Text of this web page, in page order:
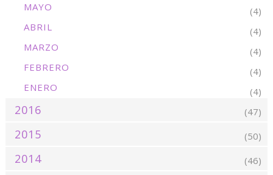
MAYO
(4)
ABRIL
(4)
MARZO
(4)
FEBRERO
(4)
ENERO
(4)
2016 (47)
2015 (50)
2014 (46)